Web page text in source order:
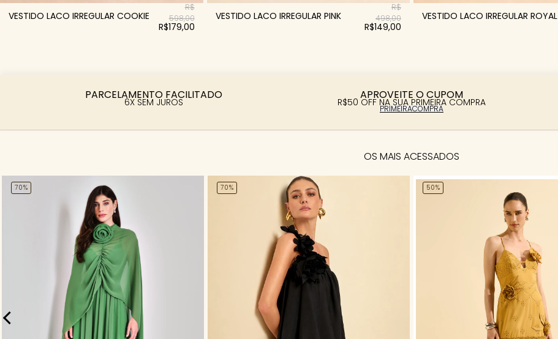
VESTIDO LACO IRREGULAR COOKIE
R$
598,00
R$179,00
VESTIDO LACO IRREGULAR PINK
R$
498,00
R$149,00
VESTIDO LACO IRREGULAR ROYAL
PARCELAMENTO FACILITADO
6X SEM JUROS
APROVEITE O CUPOM
R$50 OFF NA SUA PRIMEIRA COMPRA
PRIMEIRACOMPRA
OS MAIS ACESSADOS
70% 70% 50%